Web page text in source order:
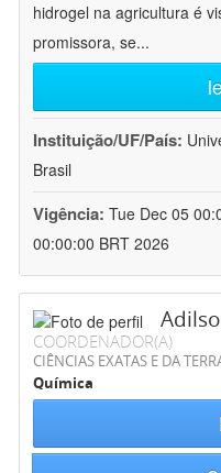
hidrogel na agricultura é
promissora, se...
Instituição/UF/País:
Brasil
Vigência: Tue Dec 05
00:00:00 BRT 2026
COORDENADOR(A)
CIÊNCIAS EXATAS E DA
Química